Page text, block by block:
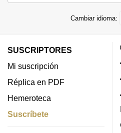
Cambiar idioma:
SUSCRIPTORES
Mi suscripción
Réplica en PDF
Hemeroteca
Suscríbete